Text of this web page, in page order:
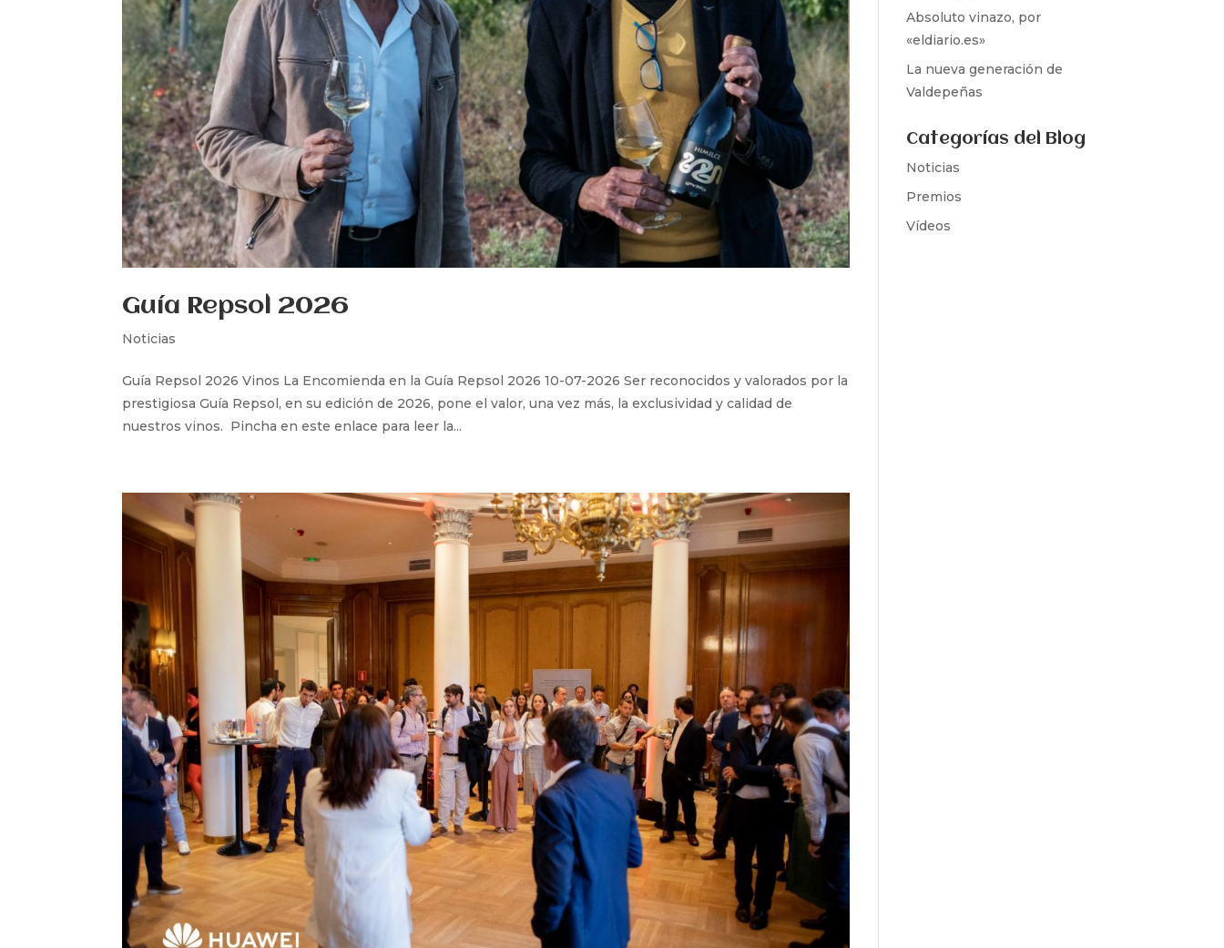
Guía Repsol 2026
Noticias
Guía Repsol 2026 Vinos La Encomienda en la Guía Repsol 2026 10-07-2026 Ser reconocidos y valorados por la
prestigiosa Guía Repsol, en su edición de 2026, pone el valor, una vez más, la exclusividad y calidad de
nuestros vinos. Pincha en este enlace para leer la...
Absoluto vinazo, por
«eldiario.es»
La nueva generación de
Valdepeñas
Categorías del Blog
Noticias
Premios
Vídeos